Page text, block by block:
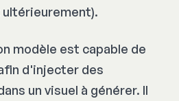
modèle est capable de
d'injecter des
un visuel à générer. Il